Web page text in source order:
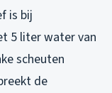
is bij
5 liter water van
scheuten
de